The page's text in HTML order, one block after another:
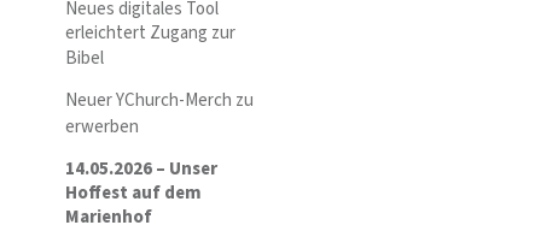
Neues digitales Tool
erleichtert Zugang zur
Bibel
Neuer YChurch-Merch zu
erwerben
14.05.2026 – Unser
Hoffest auf dem
Marienhof